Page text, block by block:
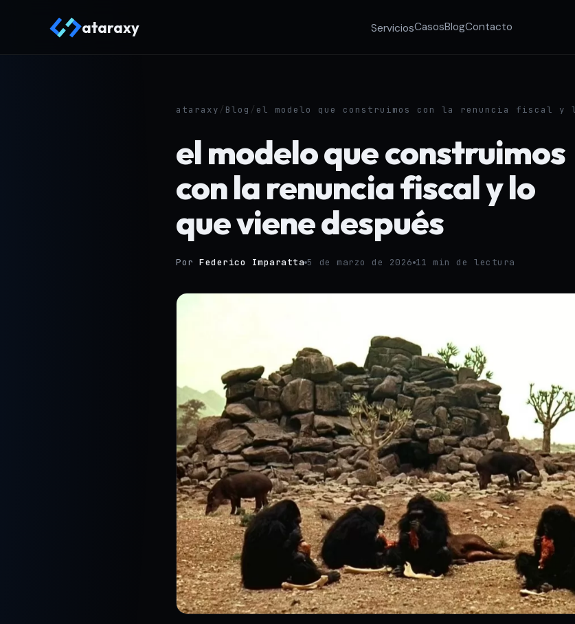
ataraxy ServiciosCasosBlogContacto
ataraxy / Blog / el modelo que construimos con la renuncia fiscal y
el modelo que construimos
con la renuncia fiscal y lo
que viene después
PorFederico Imparatta 5 de marzo de 2026 11 min de lectura